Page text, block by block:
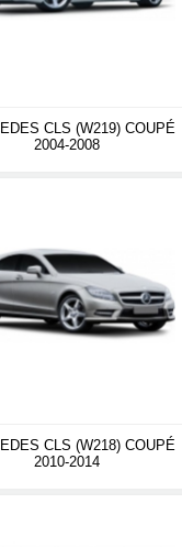
CLS (W219) COUPÉ
2004-2008
CLS (W218) COUPÉ
2010-2014